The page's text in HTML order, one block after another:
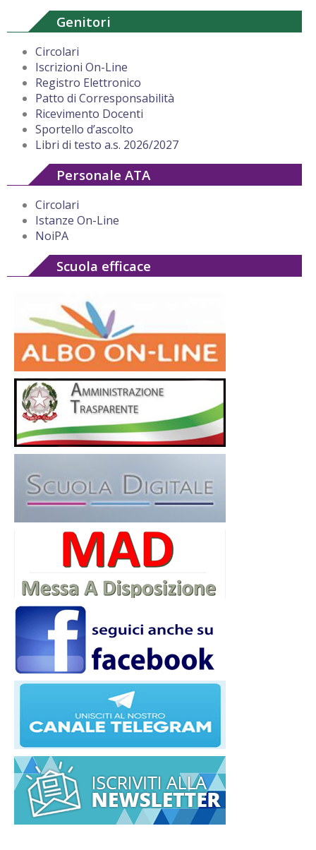
Genitori
Circolari
Iscrizioni On-Line
Registro Elettronico
Patto di Corresponsabilità
Ricevimento Docenti
Sportello d’ascolto
Libri di testo a.s. 2026/2027
Personale ATA
Circolari
Istanze On-Line
NoiPA
Scuola efficace